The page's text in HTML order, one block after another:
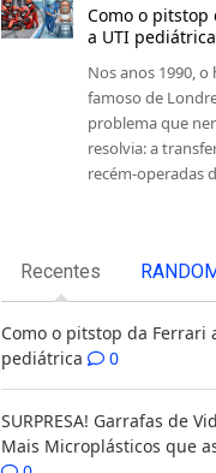
Como o
a UTI pediátrica
Nos anos 1990,
famoso de
problema que
resolvia: a
recém-operadas
Recentes
Como o pitstop da Ferrari
pediátrica
0
SURPRESA! Garrafas de
Mais Microplásticos que